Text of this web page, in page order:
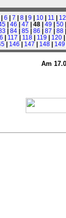
| 6 | 7 | 8 | 9 | 10 | 11 | 12
| 46 | 47 | 48 | 49 | 50 |
| 84 | 85 | 86 | 87 | 88 |
| 117 | 118 | 119 | 120 |
| 146 | 147 | 148 | 149
Am